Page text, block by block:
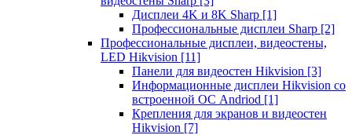
Дисплеи 4K и 8K Sharp [1]
Профессиональные дисплеи Sharp [2]
Профессиональные дисплеи, видеостены,
LED Hikvision [11]
Панели для видеостен Hikvision [3]
Информационные дисплеи Hikvision со
встроенной ОС Andriod [1]
Крепления для экранов и видеостен
Hikvision [7]